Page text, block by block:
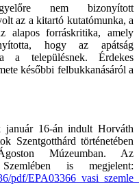
nem bizonyított
az a kitartó kutatómunka, a
alapos forráskritika, amely
hogy az apátság
településnek. Érdekes
későbbi felbukkanásáról a
január 16-án indult Horváth
Szentgotthárd történetében
Múzeumban. Az
is megjelent:
pdf/